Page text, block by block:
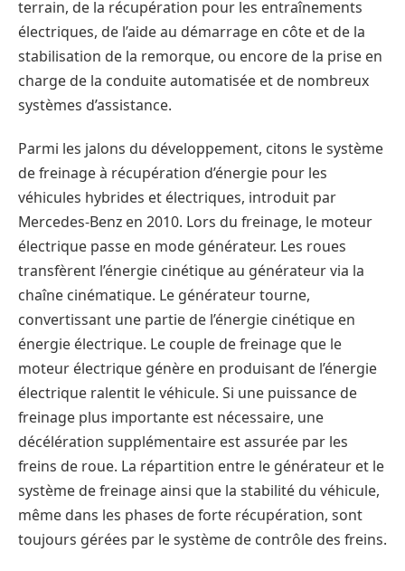
terrain, de la récupération pour les entraînements
électriques, de l’aide au démarrage en côte et de la
stabilisation de la remorque, ou encore de la prise en
charge de la conduite automatisée et de nombreux
systèmes d’assistance.
Parmi les jalons du développement, citons le système
de freinage à récupération d’énergie pour les
véhicules hybrides et électriques, introduit par
Mercedes-Benz en 2010. Lors du freinage, le moteur
électrique passe en mode générateur. Les roues
transfèrent l’énergie cinétique au générateur via la
chaîne cinématique. Le générateur tourne,
convertissant une partie de l’énergie cinétique en
énergie électrique. Le couple de freinage que le
moteur électrique génère en produisant de l’énergie
électrique ralentit le véhicule. Si une puissance de
freinage plus importante est nécessaire, une
décélération supplémentaire est assurée par les
freins de roue. La répartition entre le générateur et le
système de freinage ainsi que la stabilité du véhicule,
même dans les phases de forte récupération, sont
toujours gérées par le système de contrôle des freins.